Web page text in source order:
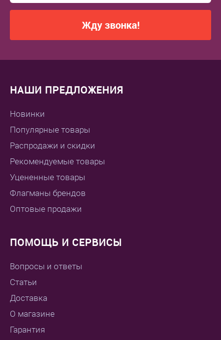
Жду звонка!
НАШИ ПРЕДЛОЖЕНИЯ
Новинки
Популярные товары
Распродажи и скидки
Рекомендуемые товары
Уцененные товары
Флагманы брендов
Оптовые продажи
ПОМОЩЬ И СЕРВИСЫ
Вопросы и ответы
Статьи
Доставка
О магазине
Гарантия